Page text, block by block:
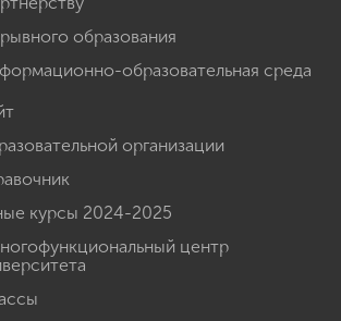
образования
образовательная среда
организации
курсы 2024-2025
центр